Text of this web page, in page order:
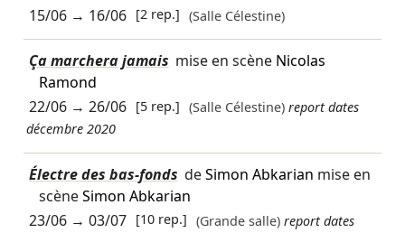
15/06→ 16/06 [2 rep.] (Salle Célestine)
Ça marchera jamais mise en scène Nicolas
Ramond
22/06→ 26/06 [5 rep.] (Salle Célestine) report dates
décembre 2020
Électre des bas-fonds deSimon Abkarian mise en
scèneSimon Abkarian
23/06→ 03/07 [10 rep.] (Grande salle) report dates